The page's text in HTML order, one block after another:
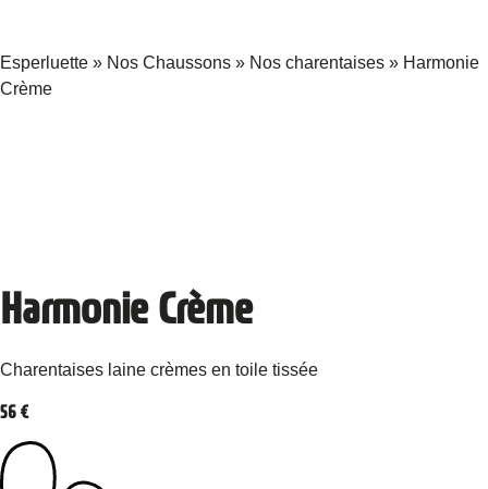
Esperluette » Nos Chaussons » Nos charentaises » Harmonie
Crème
Harmonie Crème
Charentaises laine crèmes en toile tissée
56 €